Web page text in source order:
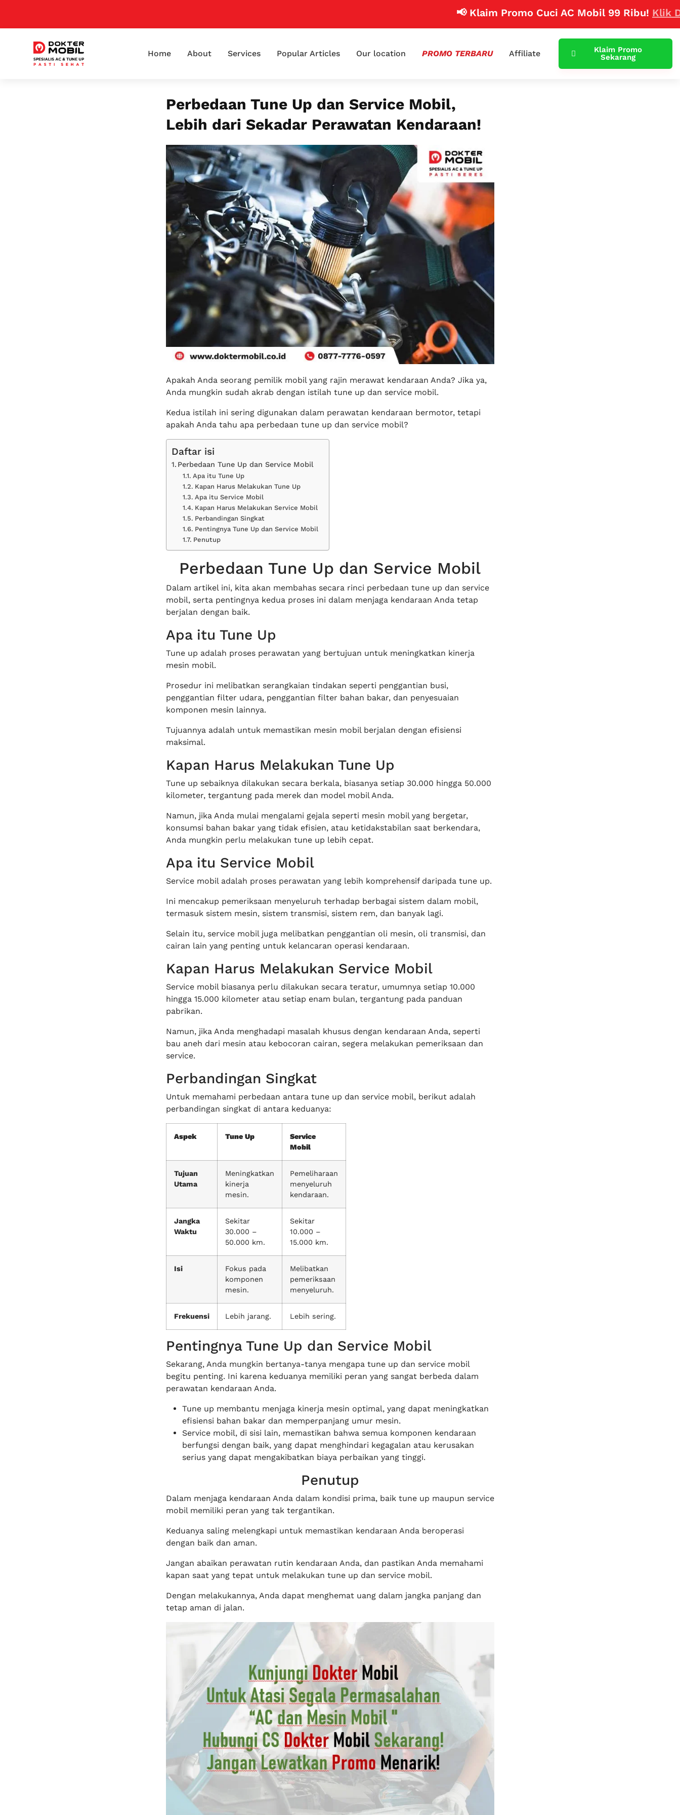
📢 Klaim Promo Cuci AC Mobil 99 Ribu!Klik Disini
Home About Services Popular Articles Our location PROMO TERBARU Affiliate
Klaim Promo
Sekarang
Perbedaan Tune Up dan Service Mobil,
Lebih dari Sekadar Perawatan Kendaraan!
Apakah Anda seorang pemilik mobil yang rajin merawat kendaraan Anda? Jika ya,
Anda mungkin sudah akrab dengan istilah tune up dan service mobil.
Kedua istilah ini sering digunakan dalam perawatan kendaraan bermotor, tetapi
apakah Anda tahu apa perbedaan tune up dan service mobil?
Daftar isi
Perbedaan Tune Up dan Service Mobil
Apa itu Tune Up
Kapan Harus Melakukan Tune Up
Apa itu Service Mobil
Kapan Harus Melakukan Service Mobil
Perbandingan Singkat
Pentingnya Tune Up dan Service Mobil
Penutup
Perbedaan Tune Up dan Service Mobil
Dalam artikel ini, kita akan membahas secara rinci perbedaan tune up dan service
mobil, serta pentingnya kedua proses ini dalam menjaga kendaraan Anda tetap
berjalan dengan baik.
Apa itu Tune Up
Tune up adalah proses perawatan yang bertujuan untuk meningkatkan kinerja
mesin mobil.
Prosedur ini melibatkan serangkaian tindakan seperti penggantian busi,
penggantian filter udara, penggantian filter bahan bakar, dan penyesuaian
komponen mesin lainnya.
Tujuannya adalah untuk memastikan mesin mobil berjalan dengan efisiensi
maksimal.
Kapan Harus Melakukan Tune Up
Tune up sebaiknya dilakukan secara berkala, biasanya setiap 30.000 hingga 50.000
kilometer, tergantung pada merek dan model mobil Anda.
Namun, jika Anda mulai mengalami gejala seperti mesin mobil yang bergetar,
konsumsi bahan bakar yang tidak efisien, atau ketidakstabilan saat berkendara,
Anda mungkin perlu melakukan tune up lebih cepat.
Apa itu Service Mobil
Service mobil adalah proses perawatan yang lebih komprehensif daripada tune up.
Ini mencakup pemeriksaan menyeluruh terhadap berbagai sistem dalam mobil,
termasuk sistem mesin, sistem transmisi, sistem rem, dan banyak lagi.
Selain itu, service mobil juga melibatkan penggantian oli mesin, oli transmisi, dan
cairan lain yang penting untuk kelancaran operasi kendaraan.
Kapan Harus Melakukan Service Mobil
Service mobil biasanya perlu dilakukan secara teratur, umumnya setiap 10.000
hingga 15.000 kilometer atau setiap enam bulan, tergantung pada panduan
pabrikan.
Namun, jika Anda menghadapi masalah khusus dengan kendaraan Anda, seperti
bau aneh dari mesin atau kebocoran cairan, segera melakukan pemeriksaan dan
service.
Perbandingan Singkat
Untuk memahami perbedaan antara tune up dan service mobil, berikut adalah
perbandingan singkat di antara keduanya:
Aspek Tune Up
Service
Mobil
Tujuan
Utama
Meningkatkan
kinerja
mesin.
Pemeliharaan
menyeluruh
kendaraan.
Jangka
Waktu
Sekitar
30.000 –
50.000 km.
Sekitar
10.000 –
15.000 km.
Isi
Fokus pada
komponen
mesin.
Melibatkan
pemeriksaan
menyeluruh.
Frekuensi Lebih jarang. Lebih sering.
Pentingnya Tune Up dan Service Mobil
Sekarang, Anda mungkin bertanya-tanya mengapa tune up dan service mobil
begitu penting. Ini karena keduanya memiliki peran yang sangat berbeda dalam
perawatan kendaraan Anda.
Tune up membantu menjaga kinerja mesin optimal, yang dapat meningkatkan
efisiensi bahan bakar dan memperpanjang umur mesin.
Service mobil, di sisi lain, memastikan bahwa semua komponen kendaraan
berfungsi dengan baik, yang dapat menghindari kegagalan atau kerusakan
serius yang dapat mengakibatkan biaya perbaikan yang tinggi.
Penutup
Dalam menjaga kendaraan Anda dalam kondisi prima, baik tune up maupun service
mobil memiliki peran yang tak tergantikan.
Keduanya saling melengkapi untuk memastikan kendaraan Anda beroperasi
dengan baik dan aman.
Jangan abaikan perawatan rutin kendaraan Anda, dan pastikan Anda memahami
kapan saat yang tepat untuk melakukan tune up dan service mobil.
Dengan melakukannya, Anda dapat menghemat uang dalam jangka panjang dan
tetap aman di jalan.